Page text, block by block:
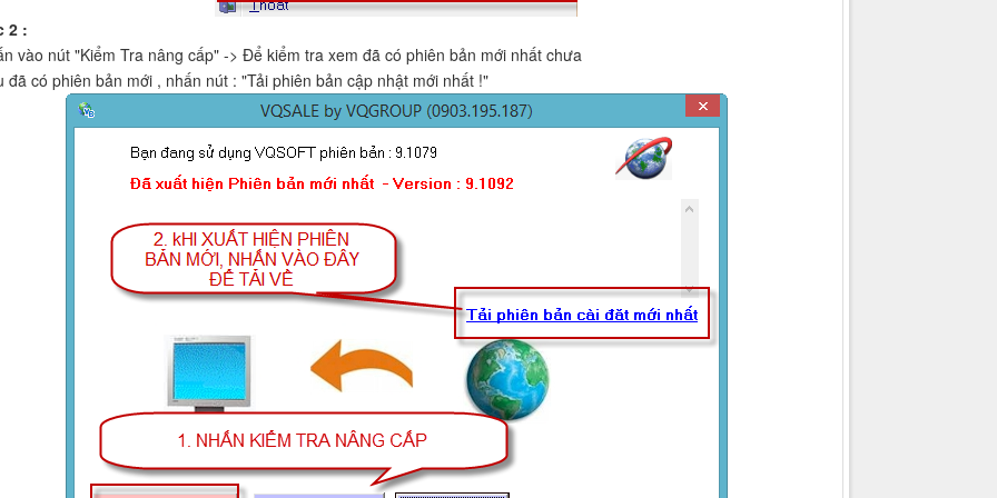
2 :
vào nút "Kiểm Tra nâng cấp" -> Để kiểm tra xem đã có phiên bản mới nhất chưa
đã có phiên bản mới , nhấn nút : "Tải phiên bản cập nhật mới nhất !"